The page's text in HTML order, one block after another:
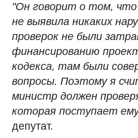
"Он говорит о том, что
не выявила никаких
проверок не были
финансированию
кодекса, там были
вопросы. Поэтому я
министр должен
которая поступает
депутат.